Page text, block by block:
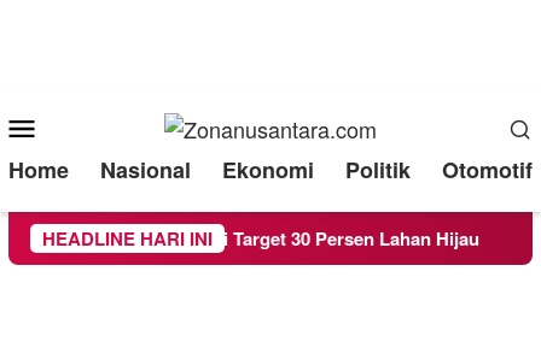
Menu
Home Nasional Ekonomi Politik Otomotif
HEADLINE HARI INI
RTH demi Target 30 Persen Lahan Hijau